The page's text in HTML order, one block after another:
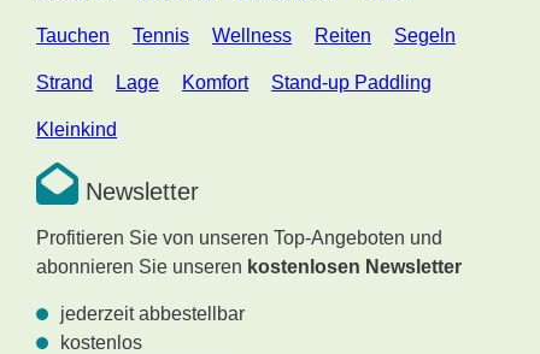
Tauchen Tennis Wellness Reiten Segeln
Strand Lage Komfort Stand-up Paddling
Kleinkind
Newsletter
Profitieren Sie von unseren Top-Angeboten und
abonnieren Sie unseren kostenlosen Newsletter
jederzeit abbestellbar
kostenlos